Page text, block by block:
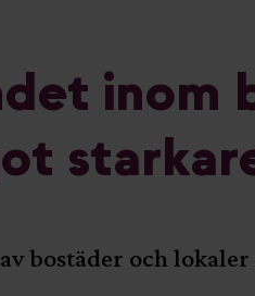
inom
bostäder och